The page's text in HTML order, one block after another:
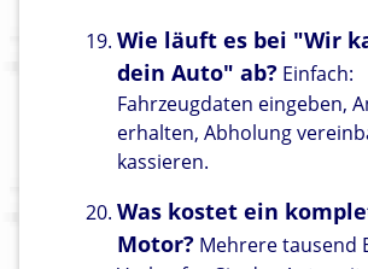
Wie läuft es bei "Wir
dein Auto" ab? Einfach:
Fahrzeugdaten eingeben,
erhalten, Abholung
kassieren.
Was kostet ein
Motor? Mehrere tausend